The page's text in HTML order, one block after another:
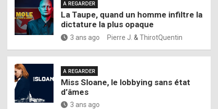
A REGARDER
La Taupe, quand un homme infiltre la
dictature la plus opaque
3 ans ago Pierre J. & ThirotQuentin
A REGARDER
Miss Sloane, le lobbying sans état
d’âmes
3 ans ago